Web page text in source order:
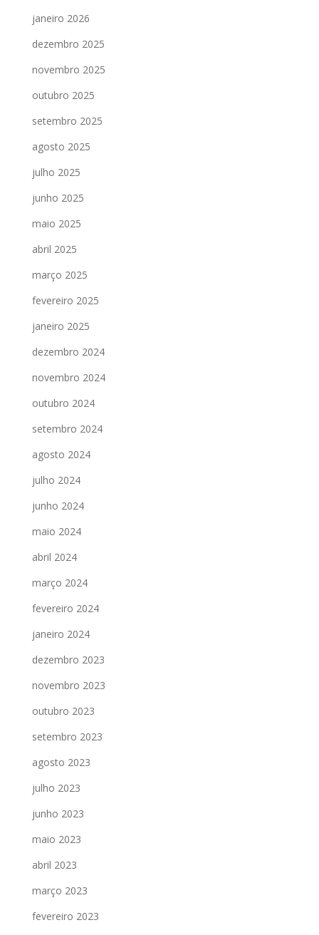
janeiro 2026
dezembro 2025
novembro 2025
outubro 2025
setembro 2025
agosto 2025
julho 2025
junho 2025
maio 2025
abril 2025
março 2025
fevereiro 2025
janeiro 2025
dezembro 2024
novembro 2024
outubro 2024
setembro 2024
agosto 2024
julho 2024
junho 2024
maio 2024
abril 2024
março 2024
fevereiro 2024
janeiro 2024
dezembro 2023
novembro 2023
outubro 2023
setembro 2023
agosto 2023
julho 2023
junho 2023
maio 2023
abril 2023
março 2023
fevereiro 2023